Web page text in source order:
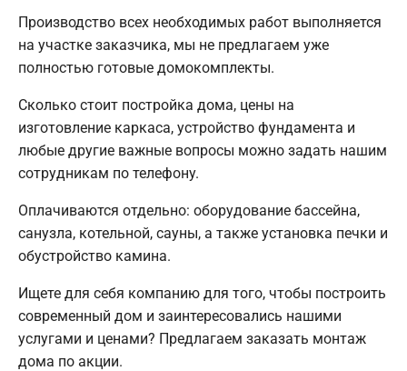
Производство всех необходимых работ выполняется
на участке заказчика, мы не предлагаем уже
полностью готовые домокомплекты.
Сколько стоит постройка дома, цены на
изготовление каркаса, устройство фундамента и
любые другие важные вопросы можно задать нашим
сотрудникам по телефону.
Оплачиваются отдельно: оборудование бассейна,
санузла, котельной, сауны, а также установка печки и
обустройство камина.
Ищете для себя компанию для того, чтобы построить
современный дом и заинтересовались нашими
услугами и ценами? Предлагаем заказать монтаж
дома по акции.